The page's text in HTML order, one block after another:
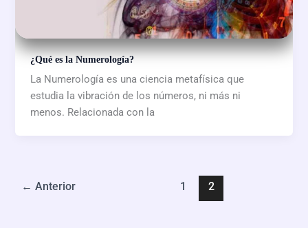
¿Qué es la Numerología?
La Numerología es una ciencia metafísica que
estudia la vibración de los números, ni más ni
menos. Relacionada con la
← Anterior 1 2